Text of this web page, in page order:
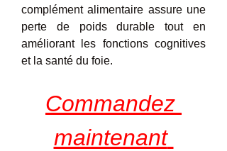
complément alimentaire assure une
perte de poids durable tout en
améliorant les fonctions cognitives
et la santé du foie.
Commandez
maintenant